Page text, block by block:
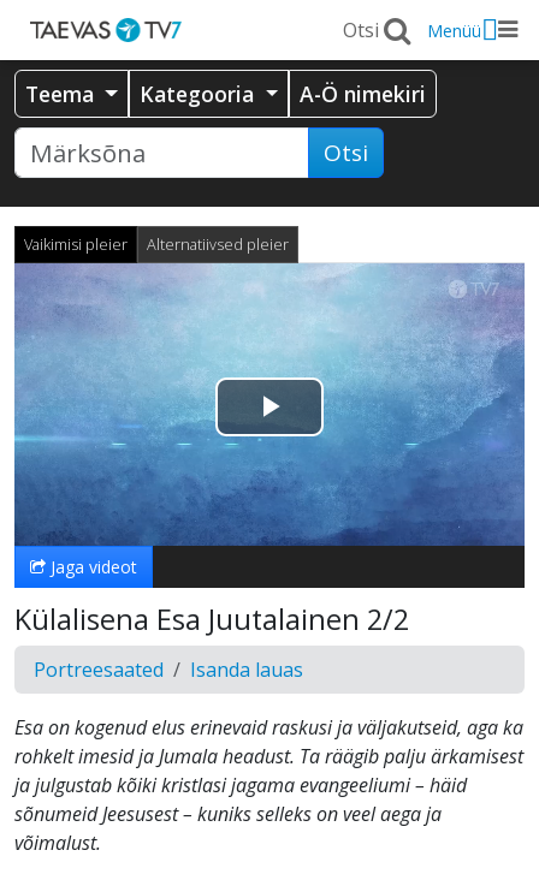
Menüü
Teema Kategooria A-Ö nimekiri
Otsi
Vaikimisi pleier Alternatiivsed pleier
Esita
video
Jaga videot
Külalisena Esa Juutalainen 2/2
Portreesaated Isanda lauas
Esa on kogenud elus erinevaid raskusi ja väljakutseid, aga ka
rohkelt imesid ja Jumala headust. Ta räägib palju ärkamisest
ja julgustab kõiki kristlasi jagama evangeeliumi – häid
sõnumeid Jeesusest – kuniks selleks on veel aega ja
võimalust.